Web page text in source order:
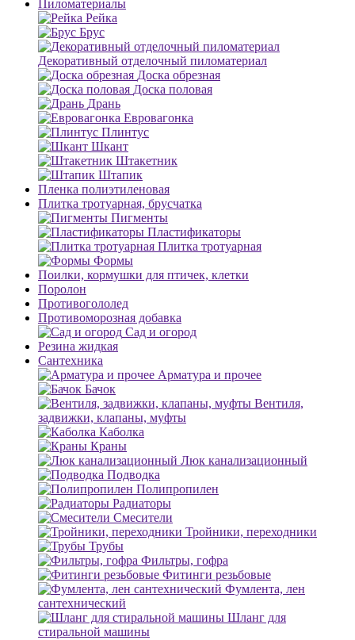
Пиломатериалы
Рейка
Брус
Декоративный отделочный пиломатериал
Доска обрезная
Доска половая
Дрань
Евровагонка
Плинтус
Шкант
Штакетник
Штапик
Пленка полиэтиленовая
Плитка тротуарная, брусчатка
Пигменты
Пластификаторы
Плитка тротуарная
Формы
Поилки, кормушки для птичек, клетки
Поролон
Противогололед
Противоморозная добавка
Сад и огород
Резина жидкая
Сантехника
Арматура и прочее
Бачок
Вентиля,
задвижки, клапаны, муфты
Каболка
Краны
Люк канализационный
Подводка
Полипропилен
Радиаторы
Смесители
Тройники, переходники
Трубы
Фильтры, гофра
Фитинги резьбовые
Фумлента, лен
сантехнический
Шланг для
стиральной машины